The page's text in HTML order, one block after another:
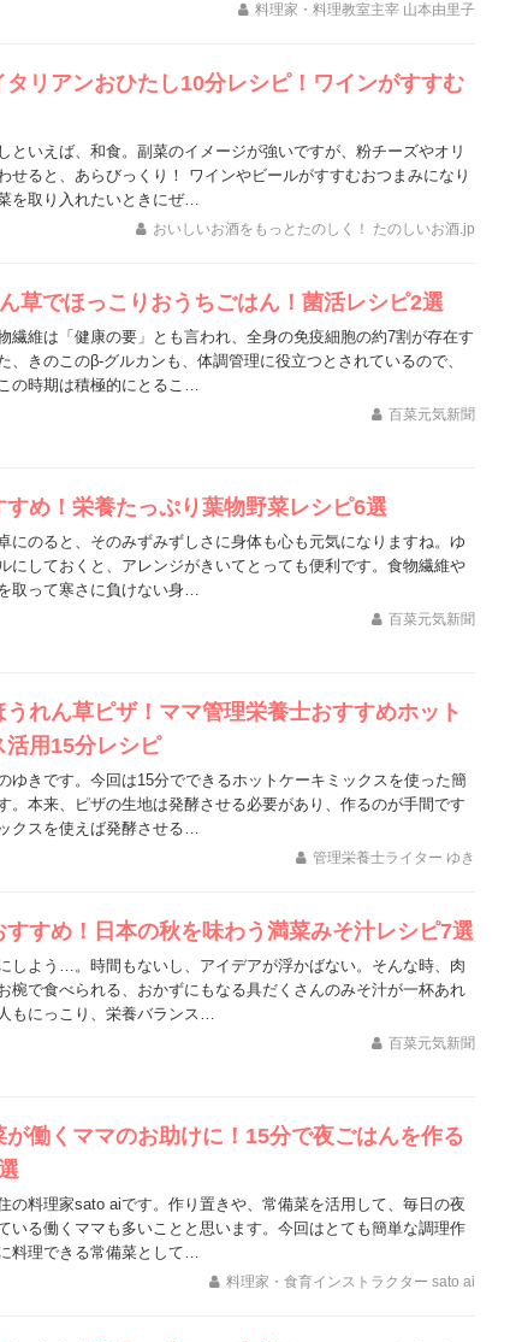
料理家・料理教室主宰 山本由里子
タリアンおひたし10分レシピ！ワインがすすむ
といえば、和食。副菜のイメージが強いですが、粉チーズやオリ
せると、あらびっくり！ ワインやビールがすすむおつまみになり
を取り入れたいときにぜ…
おいしいお酒をもっとたのしく！ たのしいお酒.jp
草でほっこりおうちごはん！菌活レシピ2選
繊維は「健康の要」とも言われ、全身の免疫細胞の約7割が存在す
、きのこのβ-グルカンも、体調管理に役立つとされているので、
の時期は積極的にとるこ…
百菜元気新聞
すめ！栄養たっぷり葉物野菜レシピ6選
にのると、そのみずみずしさに身体も心も元気になりますね。ゆ
にしておくと、アレンジがきいてとっても便利です。食物繊維や
取って寒さに負けない身…
百菜元気新聞
れん草ピザ！ママ管理栄養士おすすめホット
用15分レシピ
ゆきです。今回は15分でできるホットケーキミックスを使った簡
。本来、ピザの生地は発酵させる必要があり、作るのが手間です
クスを使えば発酵させる…
管理栄養士ライター ゆき
すめ！日本の秋を味わう満菜みそ汁レシピ7選
しよう…。時間もないし、アイデアが浮かばない。そんな時、肉
椀で食べられる、おかずにもなる具だくさんのみそ汁が一杯あれ
もにっこり、栄養バランス…
百菜元気新聞
が働くママのお助けに！15分で夜ごはんを作る
の料理家sato aiです。作り置きや、常備菜を活用して、毎日の夜
いる働くママも多いことと思います。今回はとても簡単な調理作
料理できる常備菜として…
料理家・食育インストラクター sato ai